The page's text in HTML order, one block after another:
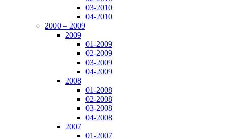
03-2010
04-2010
2000 – 2009
2009
01-2009
02-2009
03-2009
04-2009
2008
01-2008
02-2008
03-2008
04-2008
2007
01-2007